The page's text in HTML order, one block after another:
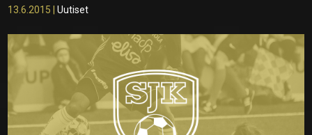
13.6.2015 |Uutiset